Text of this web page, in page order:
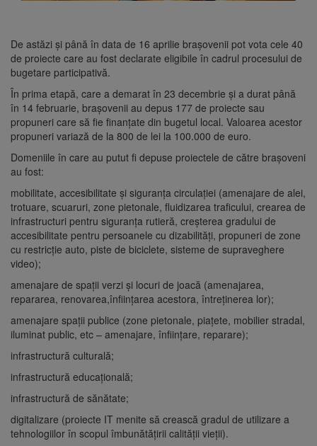
De astăzi și până în data de 16 aprilie brașovenii pot vota cele 40
de proiecte care au fost declarate eligibile în cadrul procesului de
bugetare participativă.
În prima etapă, care a demarat în 23 decembrie și a durat până
în 14 februarie, brașovenii au depus 177 de proiecte sau
propuneri care să fie finanțate din bugetul local. Valoarea acestor
propuneri variază de la 800 de lei la 100.000 de euro.
Domeniile în care au putut fi depuse proiectele de către brașoveni
au fost:
mobilitate, accesibilitate și siguranța circulației (amenajare de alei,
trotuare, scuaruri, zone pietonale, fluidizarea traficului, crearea de
infrastructuri pentru siguranța rutieră, creșterea gradului de
accesibilitate pentru persoanele cu dizabilități, propuneri de zone
cu restricție auto, piste de biciclete, sisteme de supraveghere
video);
amenajare de spații verzi și locuri de joacă (amenajarea,
repararea, renovarea,înființarea acestora, întreținerea lor);
amenajare spaţii publice (zone pietonale, piațete, mobilier stradal,
iluminat public, etc – amenajare, înființare, reparare);
infrastructură culturală;
infrastructură educațională;
infrastructură de sănătate;
digitalizare (proiecte IT menite să crească gradul de utilizare a
tehnologiilor în scopul îmbunătățirii calității vieții).